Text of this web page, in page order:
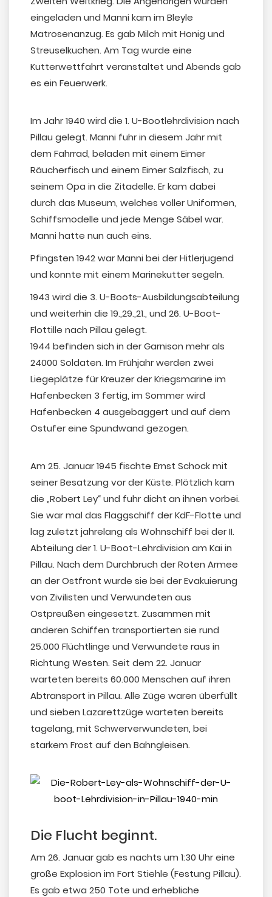
eingeladen und Manni kam im Bleyle
Matrosenanzug. Es gab Milch mit Honig und
Streuselkuchen. Am Tag wurde eine
Kutterwettfahrt veranstaltet und Abends gab
es ein Feuerwerk.
Im Jahr 1940 wird die 1. U-Bootlehrdivision nach
Pillau gelegt. Manni fuhr in diesem Jahr mit
dem Fahrrad, beladen mit einem Eimer
Räucherfisch und einem Eimer Salzfisch, zu
seinem Opa in die Zitadelle. Er kam dabei
durch das Museum, welches voller Uniformen,
Schiffsmodelle und jede Menge Säbel war.
Manni hatte nun auch eins.
Pfingsten 1942 war Manni bei der Hitlerjugend
und konnte mit einem Marinekutter segeln.
1943 wird die 3. U-Boots-Ausbildungsabteilung
und weiterhin die 19.,29.,21., und 26. U-Boot-
Flottille nach Pillau gelegt.
1944 befinden sich in der Garnison mehr als
24000 Soldaten. Im Frühjahr werden zwei
Liegeplätze für Kreuzer der Kriegsmarine im
Hafenbecken 3 fertig, im Sommer wird
Hafenbecken 4 ausgebaggert und auf dem
Ostufer eine Spundwand gezogen.
Am 25. Januar 1945 fischte Ernst Schock mit
seiner Besatzung vor der Küste. Plötzlich kam
die „Robert Ley“ und fuhr dicht an ihnen vorbei.
Sie war mal das Flaggschiff der KdF-Flotte und
lag zuletzt jahrelang als Wohnschiff bei der II.
Abteilung der 1. U-Boot-Lehrdivision am Kai in
Pillau. Nach dem Durchbruch der Roten Armee
an der Ostfront wurde sie bei der Evakuierung
von Zivilisten und Verwundeten aus
Ostpreußen eingesetzt. Zusammen mit
anderen Schiffen transportierten sie rund
25.000 Flüchtlinge und Verwundete raus in
Richtung Westen. Seit dem 22. Januar
warteten bereits 60.000 Menschen auf ihren
Abtransport in Pillau. Alle Züge waren überfüllt
und sieben Lazarettzüge warteten bereits
tagelang, mit Schwerverwundeten, bei
starkem Frost auf den Bahngleisen.
Die Flucht beginnt.
Am 26. Januar gab es nachts um 1:30 Uhr eine
große Explosion im Fort Stiehle (Festung Pillau).
Es gab etwa 250 Tote und erhebliche